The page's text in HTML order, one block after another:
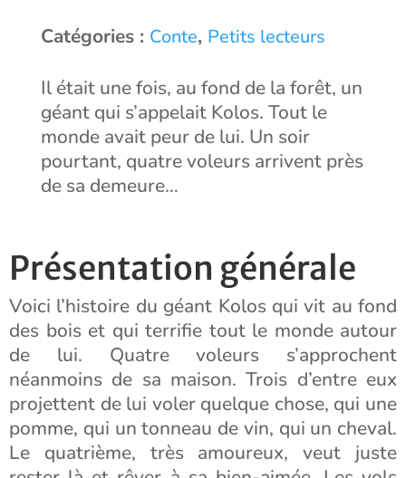
Catégories : Conte, Petits lecteurs
Il était une fois, au fond de la forêt, un
géant qui s’appelait Kolos. Tout le
monde avait peur de lui. Un soir
pourtant, quatre voleurs arrivent près
de sa demeure…
Présentation générale
Voici l’histoire du géant Kolos qui vit au fond
des bois et qui terrifie tout le monde autour
de lui. Quatre voleurs s’approchent
néanmoins de sa maison. Trois d’entre eux
projettent de lui voler quelque chose, qui une
pomme, qui un tonneau de vin, qui un cheval.
Le quatrième, très amoureux, veut juste